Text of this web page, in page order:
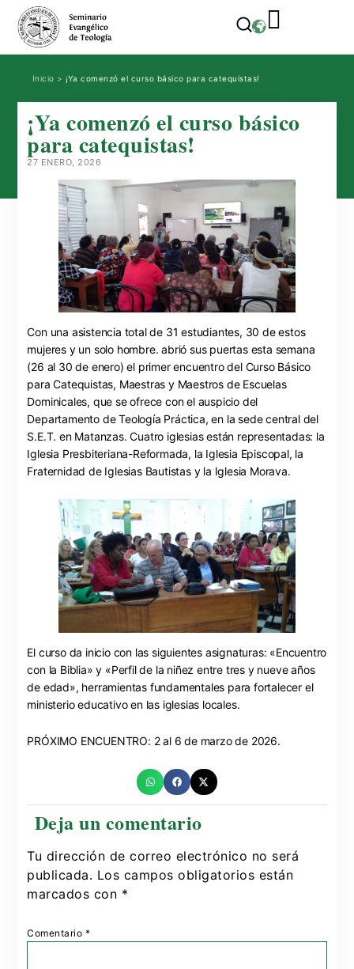
Inicio > ¡Ya comenzó el curso básico para catequistas!
¡Ya comenzó el curso básico
para catequistas!
27 ENERO, 2026
Con una asistencia total de 31 estudiantes, 30 de estos
mujeres y un solo hombre. abrió sus puertas esta semana
(26 al 30 de enero) el primer encuentro del Curso Básico
para Catequistas, Maestras y Maestros de Escuelas
Dominicales, que se ofrece con el auspicio del
Departamento de Teología Práctica, en la sede central del
S.E.T. en Matanzas. Cuatro iglesias están representadas: la
Iglesia Presbiteriana-Reformada, la Iglesia Episcopal, la
Fraternidad de Iglesias Bautistas y la Iglesia Morava.
El curso da inicio con las siguientes asignaturas: «Encuentro
con la Biblia» y «Perfil de la niñez entre tres y nueve años
de edad», herramientas fundamentales para fortalecer el
ministerio educativo en las iglesias locales.
PRÓXIMO ENCUENTRO: 2 al 6 de marzo de 2026.
Tu dirección de correo electrónico no será
publicada. Los campos obligatorios están
marcados con *
Comentario *